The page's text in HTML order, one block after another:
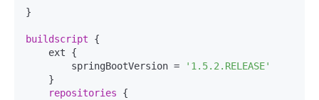
}
buildscript {
        springBootVersion =
'1.5.2.RELEASE'
repositories